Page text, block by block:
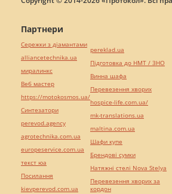
Партнери
Сережки з діамантами
alliancetechnika.ua
миралинкс
Веб мастер
https://motokosmos.ua/
Синтезатори
perevod.agency
agrotechnika.com.ua
europeservice.com.ua
текст юа
Посилання
kievperevod.com.ua
pereklad.ua
Підготовка до НМТ / ЗНО
Винна шафа
Перевезення хворих
hospice-life.com.ua/
mk-translations.ua
maltina.com.ua
Шафи купе
Брендові сумки
Натяжні стелі Nova Stelya
Перевезення хворих за
кордон